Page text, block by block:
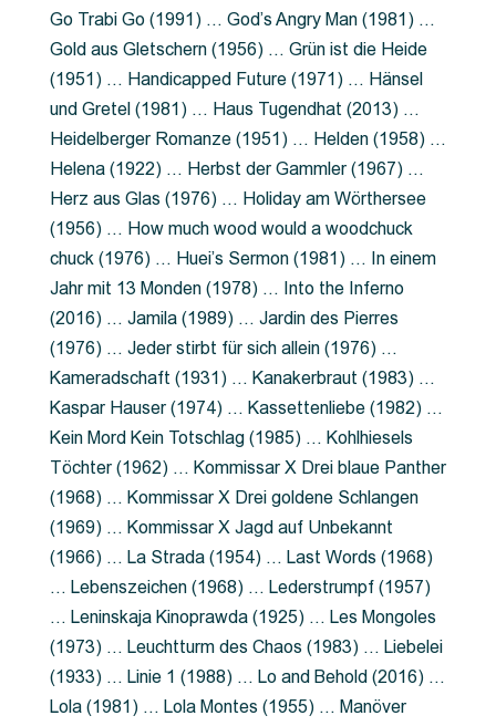
Go Trabi Go (1991) … God’s Angry Man (1981) …
Gold aus Gletschern (1956) … Grün ist die Heide
(1951) … Handicapped Future (1971) … Hänsel
und Gretel (1981) … Haus Tugendhat (2013) …
Heidelberger Romanze (1951) … Helden (1958) …
Helena (1922) … Herbst der Gammler (1967) …
Herz aus Glas (1976) … Holiday am Wörthersee
(1956) … How much wood would a woodchuck
chuck (1976) … Huei’s Sermon (1981) … In einem
Jahr mit 13 Monden (1978) … Into the Inferno
(2016) … Jamila (1989) … Jardin des Pierres
(1976) … Jeder stirbt für sich allein (1976) …
Kameradschaft (1931) … Kanakerbraut (1983) …
Kaspar Hauser (1974) … Kassettenliebe (1982) …
Kein Mord Kein Totschlag (1985) … Kohlhiesels
Töchter (1962) … Kommissar X Drei blaue Panther
(1968) … Kommissar X Drei goldene Schlangen
(1969) … Kommissar X Jagd auf Unbekannt
(1966) … La Strada (1954) … Last Words (1968)
… Lebenszeichen (1968) … Lederstrumpf (1957)
… Leninskaja Kinoprawda (1925) … Les Mongoles
(1973) … Leuchtturm des Chaos (1983) … Liebelei
(1933) … Linie 1 (1988) … Lo and Behold (2016) …
Lola (1981) … Lola Montes (1955) … Manöver